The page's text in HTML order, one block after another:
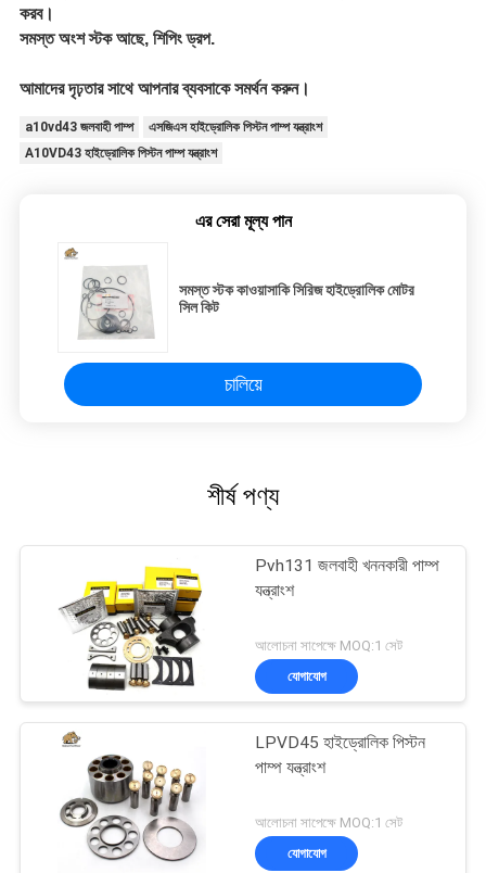
করব।
সমস্ত অংশ স্টক আছে, শিপিং ড্রপ.
আমাদের দৃঢ়তার সাথে আপনার ব্যবসাকে সমর্থন করুন।
a10vd43 জলবাহী পাম্প
এসজিএস হাইড্রোলিক পিস্টন পাম্প যন্ত্রাংশ
A10VD43 হাইড্রোলিক পিস্টন পাম্প যন্ত্রাংশ
এর সেরা মূল্য পান
সমস্ত স্টক কাওয়াসাকি সিরিজ হাইড্রোলিক মোটর
সিল কিট
চালিয়ে
শীর্ষ পণ্য
Pvh131 জলবাহী খননকারী পাম্প
যন্ত্রাংশ
আলোচনা সাপেক্ষে MOQ:1 সেট
যোগাযোগ
LPVD45 হাইড্রোলিক পিস্টন
পাম্প যন্ত্রাংশ
আলোচনা সাপেক্ষে MOQ:1 সেট
যোগাযোগ